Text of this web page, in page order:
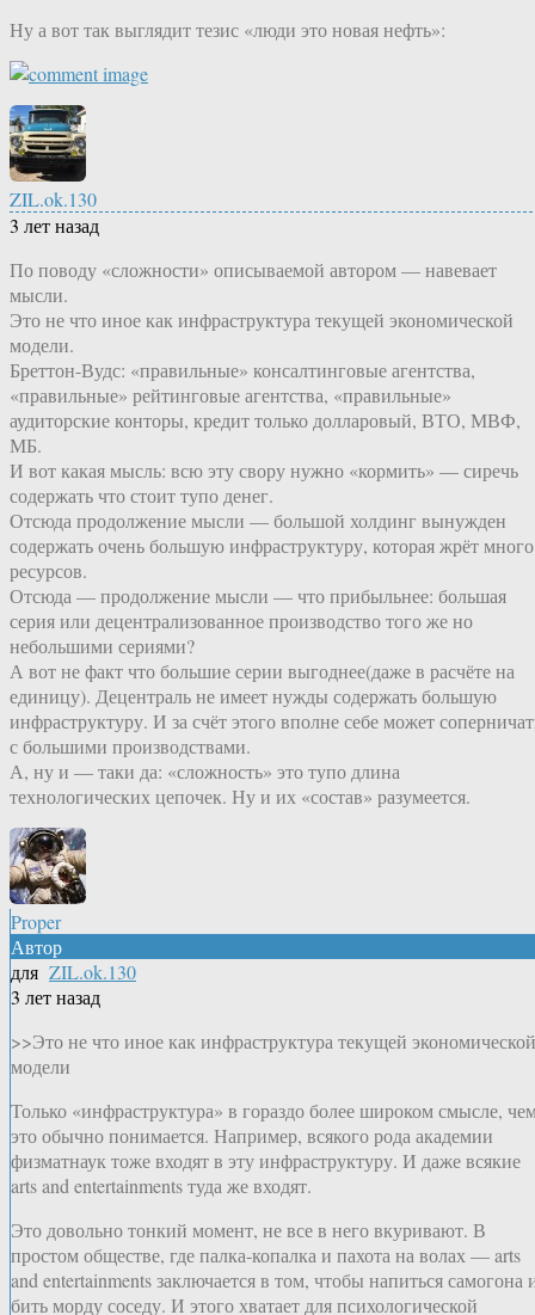
Ну а вот так выглядит тезис «люди это новая нефть»:
ZIL.ok.130
3 лет назад
По поводу «сложности» описываемой автором — навевает
мысли.
Это не что иное как инфраструктура текущей экономической
модели.
Бреттон-Вудс: «правильные» консалтинговые агентства,
«правильные» рейтинговые агентства, «правильные»
аудиторские конторы, кредит только долларовый, ВТО, МВФ,
МБ.
И вот какая мысль: всю эту свору нужно «кормить» — сиречь
содержать что стоит тупо денег.
Отсюда продолжение мысли — большой холдинг вынужден
содержать очень большую инфраструктуру, которая жрёт много
ресурсов.
Отсюда — продолжение мысли — что прибыльнее: большая
серия или децентрализованное производство того же но
небольшими сериями?
А вот не факт что большие серии выгоднее(даже в расчёте на
единицу). Децентраль не имеет нужды содержать большую
инфраструктуру. И за счёт этого вполне себе может
с большими производствами.
А, ну и — таки да: «сложность» это тупо длина
технологических цепочек. Ну и их «состав» разумеется.
Proper
Автор
для ZIL.ok.130
3 лет назад
>>Это не что иное как инфраструктура текущей экономической
модели
Только «инфраструктура» в гораздо более широком смысле,
это обычно понимается. Например, всякого рода академии
физматнаук тоже входят в эту инфраструктуру. И даже всякие
arts and entertainments туда же входят.
Это довольно тонкий момент, не все в него вкуривают. В
простом обществе, где палка-копалка и пахота на волах — arts
and entertainments заключается в том, чтобы напиться самогона
бить морду соседу. И этого хватает для психологической